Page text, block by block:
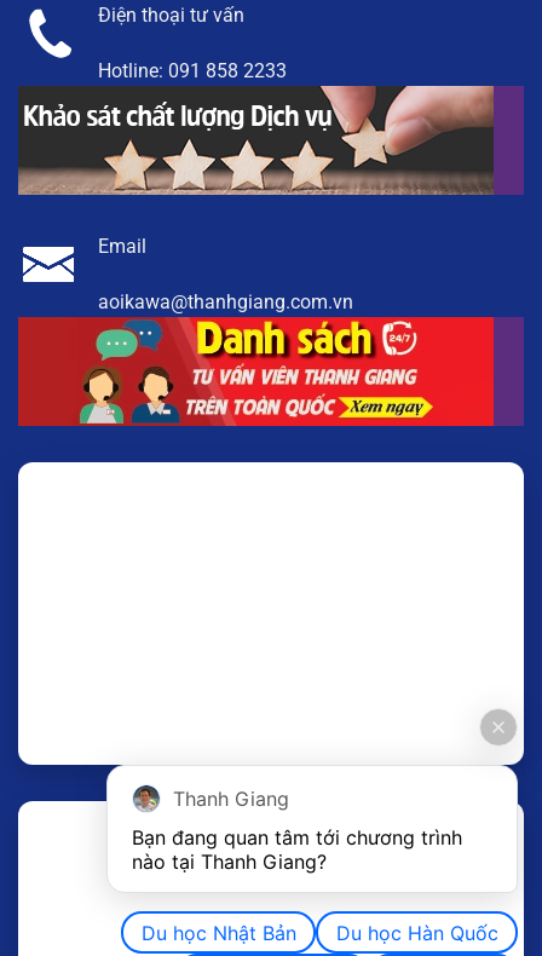
Điện thoại tư vấn
Hotline: 091 858 2233
Email
aoikawa@thanhgiang.com.vn
Thanh Giang
Bạn đang quan tâm tới chương trình
nào tại Thanh Giang?
Du học Nhật Bản Du học Hàn Quốc